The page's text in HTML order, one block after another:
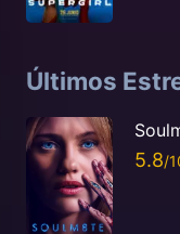
Últimos
5.8